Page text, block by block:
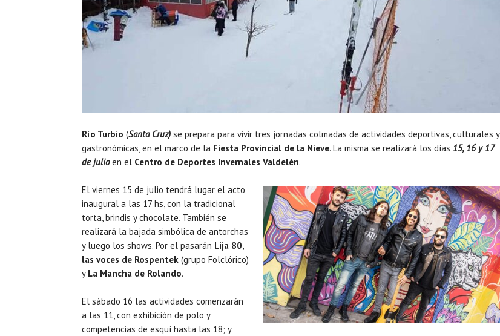
Río Turbio (Santa Cruz) se prepara para vivir tres jornadas colmadas de actividades deportivas, culturales y
gastronómicas, en el marco de la Fiesta Provincial de la Nieve. La misma se realizará los días 15, 16 y 17
de julioen el Centro de Deportes Invernales Valdelén.
El viernes 15 de julio tendrá lugar el acto
inaugural a las 17 hs, con la tradicional
torta, brindis y chocolate. También se
realizará la bajada simbólica de antorchas
y luego los shows. Por el pasarán Lija 80,
las voces de Rospentek (grupo Folclórico)
y La Mancha de Rolando.
El sábado 16 las actividades comenzarán
a las 11, con exhibición de polo y
competencias de esquí hasta las 18; y